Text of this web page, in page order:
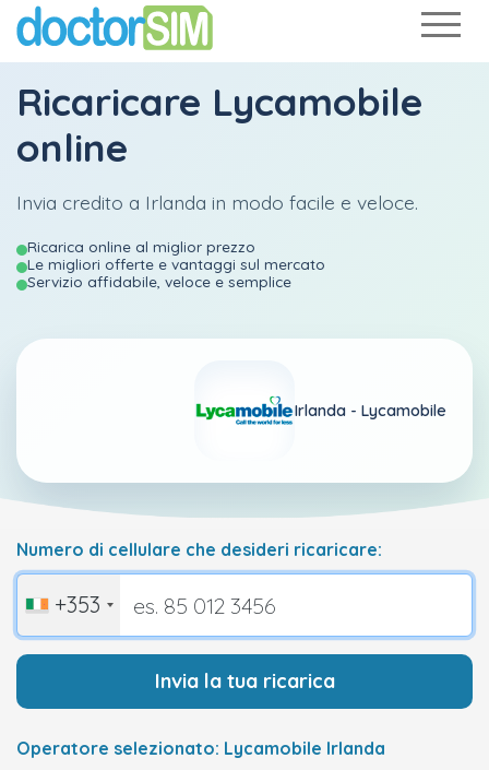
Ricaricare Lycamobile
online
Invia credito a Irlanda in modo facile e veloce.
Ricarica online al miglior prezzo
Le migliori offerte e vantaggi sul mercato
Servizio affidabile, veloce e semplice
Irlanda - Lycamobile
Numero di cellulare che desideri ricaricare:
+353
Invia la tua ricarica
Operatore selezionato: Lycamobile Irlanda